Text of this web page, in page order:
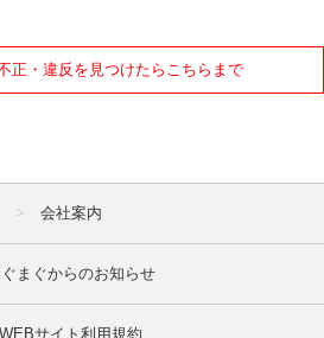
正・違反を見つけたらこちらまで
会社案内
ぐまぐからのお知らせ
WEBサイト利用規約